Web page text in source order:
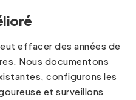
effacer des années de
Nous documentons
configurons les
et surveillons